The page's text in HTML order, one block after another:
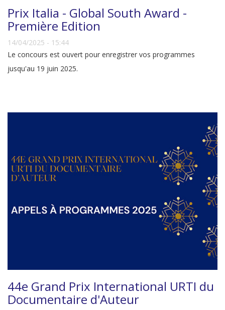
Prix Italia - Global South Award -
Première Edition
14/04/2025 - 15:44
Le concours est ouvert pour enregistrer vos programmes
jusqu'au 19 juin 2025.
44e Grand Prix International URTI du
Documentaire d'Auteur